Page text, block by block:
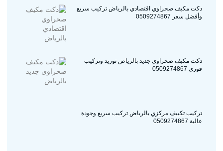
دكت مكيف صحراوي اقتصادي بالرياض تركيب سريع
وأفضل سعر 0509274867
دكت مكيف صحراوي جديد بالرياض توريد وتركيب
فوري 0509274867
تركيب تكييف مركزي بالرياض تركيب سريع وجودة
عالية 0509274867